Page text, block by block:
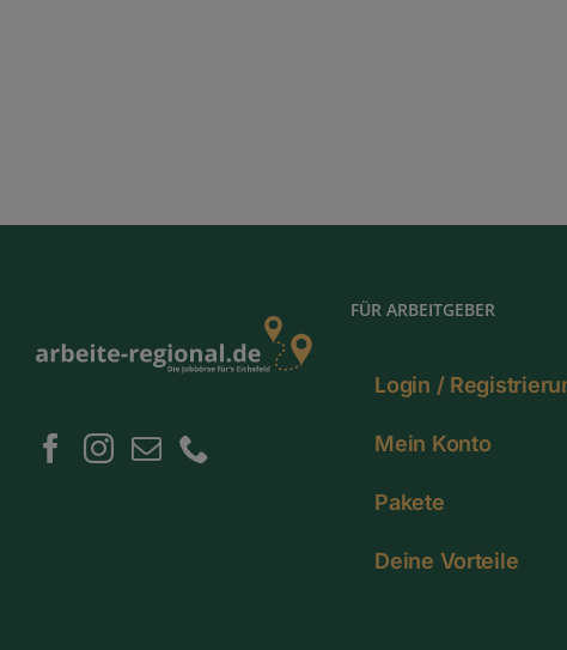
FÜR ARBEITGEBER
Login /
Mein Konto
Pakete
Deine Vorteile